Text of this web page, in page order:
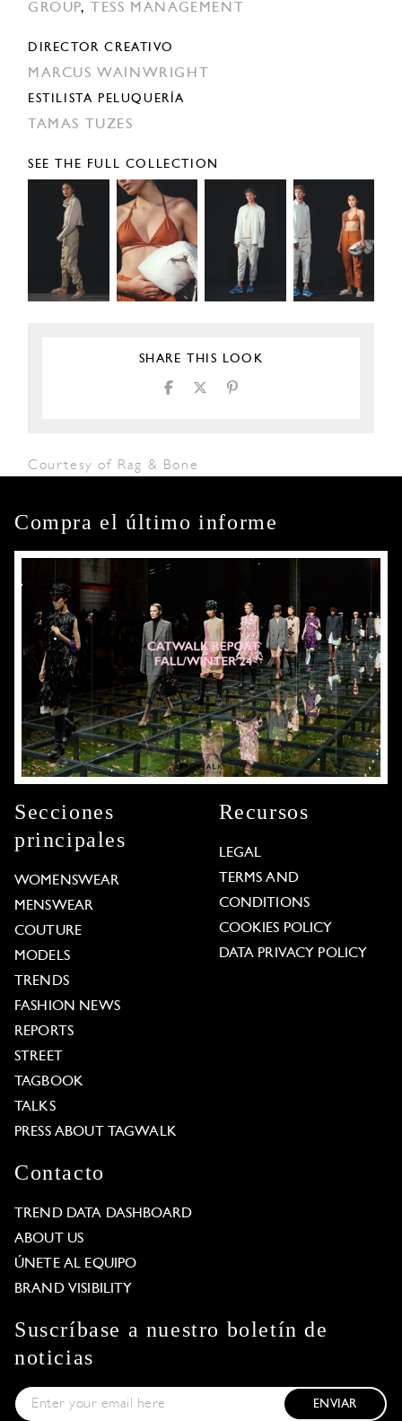
GROUP, TESS MANAGEMENT
DIRECTOR CREATIVO
MARCUS WAINWRIGHT
ESTILISTA PELUQUERÍA
TAMAS TUZES
SEE THE FULL COLLECTION
SHARE THIS LOOK
Courtesy of Rag & Bone
Compra el último informe
Secciones
principales
WOMENSWEAR
MENSWEAR
COUTURE
MODELS
TRENDS
FASHION NEWS
REPORTS
STREET
TAGBOOK
TALKS
PRESS ABOUT TAGWALK
Recursos
LEGAL
TERMS AND
CONDITIONS
COOKIES POLICY
DATA PRIVACY POLICY
Contacto
TREND DATA DASHBOARD
ABOUT US
ÚNETE AL EQUIPO
BRAND VISIBILITY
Suscríbase a nuestro boletín de
noticias
ENVIAR